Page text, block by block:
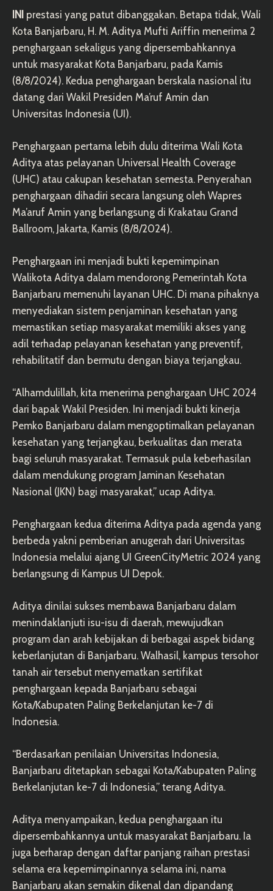
INI prestasi yang patut dibanggakan. Betapa tidak, Wali
Kota Banjarbaru, H. M. Aditya Mufti Ariffin menerima 2
penghargaan sekaligus yang dipersembahkannya
untuk masyarakat Kota Banjarbaru, pada Kamis
(8/8/2024). Kedua penghargaan berskala nasional itu
datang dari Wakil Presiden Ma’ruf Amin dan
Universitas Indonesia (UI).
Penghargaan pertama lebih dulu diterima Wali Kota
Aditya atas pelayanan Universal Health Coverage
(UHC) atau cakupan kesehatan semesta. Penyerahan
penghargaan dihadiri secara langsung oleh Wapres
Ma’aruf Amin yang berlangsung di Krakatau Grand
Ballroom, Jakarta, Kamis (8/8/2024).
Penghargaan ini menjadi bukti kepemimpinan
Walikota Aditya dalam mendorong Pemerintah Kota
Banjarbaru memenuhi layanan UHC. Di mana pihaknya
menyediakan sistem penjaminan kesehatan yang
memastikan setiap masyarakat memiliki akses yang
adil terhadap pelayanan kesehatan yang preventif,
rehabilitatif dan bermutu dengan biaya terjangkau.
“Alhamdulillah, kita menerima penghargaan UHC 2024
dari bapak Wakil Presiden. Ini menjadi bukti kinerja
Pemko Banjarbaru dalam mengoptimalkan pelayanan
kesehatan yang terjangkau, berkualitas dan merata
bagi seluruh masyarakat. Termasuk pula keberhasilan
dalam mendukung program Jaminan Kesehatan
Nasional (JKN) bagi masyarakat,” ucap Aditya.
Penghargaan kedua diterima Aditya pada agenda yang
berbeda yakni pemberian anugerah dari Universitas
Indonesia melalui ajang UI GreenCityMetric 2024 yang
berlangsung di Kampus UI Depok.
Aditya dinilai sukses membawa Banjarbaru dalam
menindaklanjuti isu-isu di daerah, mewujudkan
program dan arah kebijakan di berbagai aspek bidang
keberlanjutan di Banjarbaru. Walhasil, kampus tersohor
tanah air tersebut menyematkan sertifikat
penghargaan kepada Banjarbaru sebagai
Kota/Kabupaten Paling Berkelanjutan ke-7 di
Indonesia.
“Berdasarkan penilaian Universitas Indonesia,
Banjarbaru ditetapkan sebagai Kota/Kabupaten Paling
Berkelanjutan ke-7 di Indonesia,” terang Aditya.
Aditya menyampaikan, kedua penghargaan itu
dipersembahkannya untuk masyarakat Banjarbaru. Ia
juga berharap dengan daftar panjang raihan prestasi
selama era kepemimpinannya selama ini, nama
Banjarbaru akan semakin dikenal dan dipandang